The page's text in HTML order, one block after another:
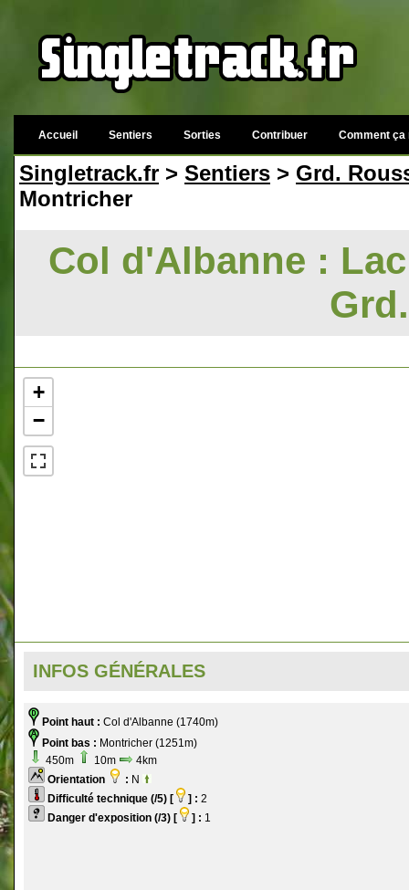
Accueil Sentiers Sorties Contribuer Comment ça
Singletrack.fr > Sentiers > Grd.
Montricher
Col d'Albanne :
+
−
INFOS GÉNÉRALES
Point haut : Col d'Albanne (1740m)
Point bas : Montricher (1251m)
450m
10m
4km
Orientation
: N
Difficulté technique (/5) [
] : 2
Danger d'exposition (/3) [
] : 1